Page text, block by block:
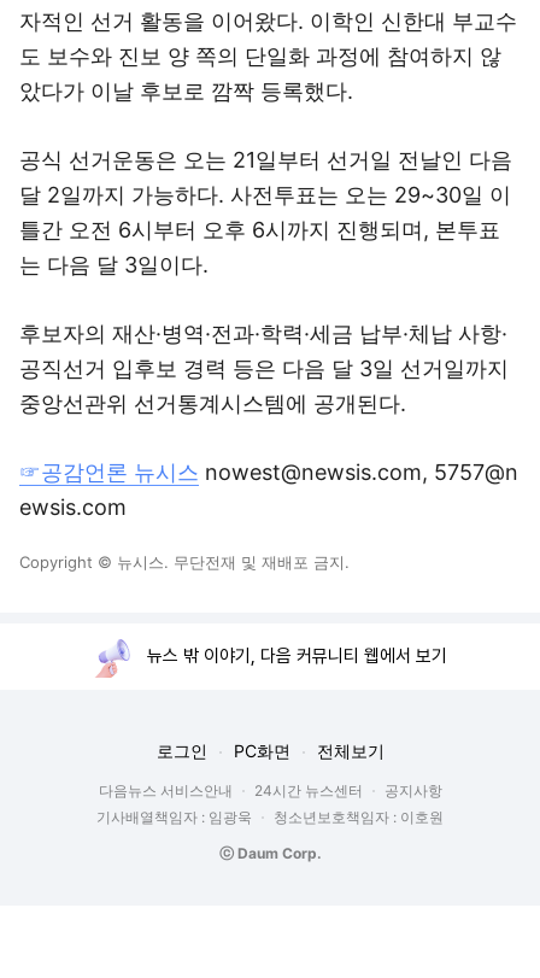
자적인 선거 활동을 이어왔다. 이학인 신한대 부교수
도 보수와 진보 양 쪽의 단일화 과정에 참여하지 않
았다가 이날 후보로 깜짝 등록했다.
공식 선거운동은 오는 21일부터 선거일 전날인 다음
달 2일까지 가능하다. 사전투표는 오는 29~30일 이
틀간 오전 6시부터 오후 6시까지 진행되며, 본투표
는 다음 달 3일이다.
후보자의 재산·병역·전과·학력·세금 납부·체납 사항·
공직선거 입후보 경력 등은 다음 달 3일 선거일까지
중앙선관위 선거통계시스템에 공개된다.
☞공감언론 뉴시스 nowest@newsis.com, 5757@n
ewsis.com
Copyright © 뉴시스. 무단전재 및 재배포 금지.
뉴스 밖 이야기, 다음 커뮤니티 웹에서 보기
로그인 PC화면 전체보기
다음뉴스 서비스안내 24시간 뉴스센터
공지사항
기사배열책임자 : 임광욱
청소년보호책임자 : 이호원
ⓒ Daum Corp.